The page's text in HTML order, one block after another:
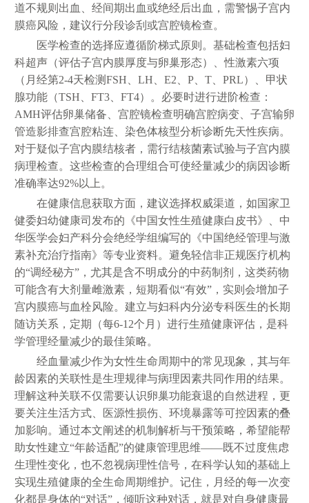
道不规则出血、经间期出血或绝经后出血，需警惕子宫内
膜癌风险，建议行分段诊刮或宫腔镜检查。
医学检查的选择应遵循阶梯式原则。基础检查包括妇
科超声（评估子宫内膜厚度与卵巢形态）、性激素六项
（月经第2-4天检测FSH、LH、E2、P、T、PRL）、甲状
腺功能（TSH、FT3、FT4）。必要时进行进阶检查：
AMH评估卵巢储备、宫腔镜检查明确宫腔病变、子宫输卵
管造影排查宫腔粘连、染色体核型分析诊断先天性疾病。
对于疑似子宫内膜结核者，需行结核菌素试验与子宫内膜
病理检查。这些检查的合理组合可使经量减少的病因诊断
准确率达92%以上。
在健康信息获取方面，建议选择权威渠道，如国家卫
健委妇幼健康司发布的《中国女性生殖健康白皮书》、中
华医学会妇产科分会绝经学组编写的《中国绝经管理与激
素补充治疗指南》等专业资料。避免轻信非正规医疗机构
的“调经秘方”，尤其是含不明成分的中药制剂，这类药物
可能含有大剂量雌激素，短期看似“有效”，实则会增加子
宫内膜癌与血栓风险。建立与妇科内分泌专科医生的长期
随访关系，定期（每6-12个月）进行生殖健康评估，是科
学管理经量减少的最佳策略。
经血量减少作为女性生命周期中的常见现象，其与年
龄因素的关联性是生理规律与病理因素共同作用的结果。
理解这种关联不仅需要认识卵巢功能衰退的自然进程，更
要关注生活方式、医源性损伤、环境暴露等可控因素的叠
加影响。通过本文阐述的机制解析与干预策略，希望能帮
助女性建立“年龄适配”的健康管理思维——既不过度焦虑
生理性变化，也不忽视病理性信号，在科学认知的基础上
实现生殖健康的全生命周期维护。记住，月经的每一次变
化都是身体的“对话”，倾听这种对话，就是对自身健康最